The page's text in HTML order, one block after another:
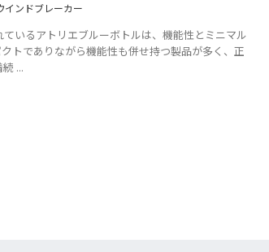
インドブレーカー
いるアトリエブルーボトルは、機能性とミニマル
トでありながら機能性も併せ持つ製品が多く、正
...